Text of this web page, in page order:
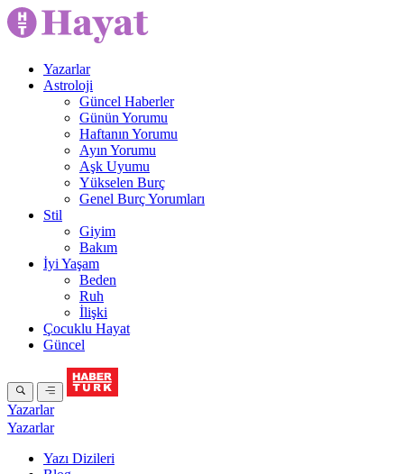
Yazarlar
Astroloji
Güncel Haberler
Günün Yorumu
Haftanın Yorumu
Ayın Yorumu
Aşk Uyumu
Yükselen Burç
Genel Burç Yorumları
Stil
Giyim
Bakım
İyi Yaşam
Beden
Ruh
İlişki
Çocuklu Hayat
Güncel
Yazarlar
Yazarlar
Yazı Dizileri